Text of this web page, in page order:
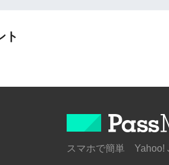
ト
スマホで簡単 Yahoo!